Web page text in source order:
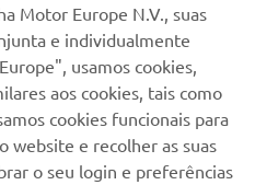
the most passionate.
all for their years of loyalty
special winter pastime.
continues to sell only in
Motor Europe N.V., suas
e individualmente
usamos cookies,
aos cookies, tais como
cookies funcionais para
website e recolher as suas
o seu login e preferências